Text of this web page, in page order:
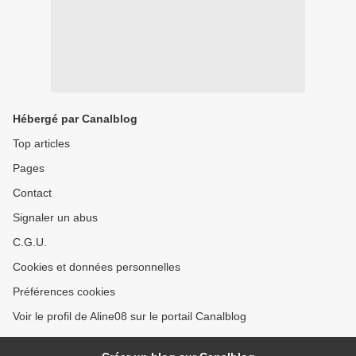
Hébergé par Canalblog
Top articles
Pages
Contact
Signaler un abus
C.G.U.
Cookies et données personnelles
Préférences cookies
Voir le profil de Aline08 sur le portail Canalblog